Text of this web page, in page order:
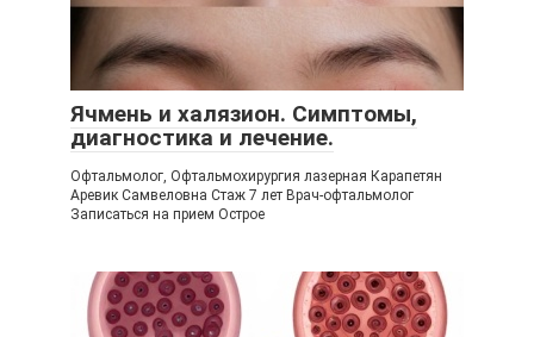
Ячмень и халязион. Симптомы,
диагностика и лечение.
Офтальмолог, Офтальмохирургия лазерная Карапетян
Аревик Самвеловна Стаж 7 лет Врач-офтальмолог
Записаться на прием Острое